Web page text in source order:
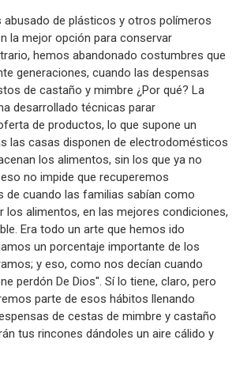
abusado de plásticos y otros polímeros
la mejor opción para conservar
hemos abandonado costumbres que
generaciones, cuando las despensas
de castaño y mimbre ¿Por qué? La
desarrollado técnicas parar
de productos, lo que supone un
las casas disponen de electrodomésticos
los alimentos, sin los que ya no
no impide que recuperemos
de cuando las familias sabían como
los alimentos, en las mejores condiciones,
Era todo un arte que hemos ido
un porcentaje importante de los
y eso, como nos decían cuando
perdón De Dios". Sí lo tiene, claro, pero
parte de esos hábitos llenando
de cestas de mimbre y castaño
tus rincones dándoles un aire cálido y